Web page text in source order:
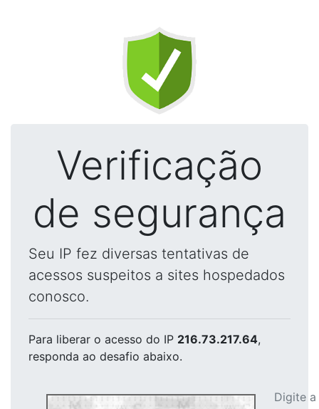
Verificação
de segurança
Seu IP fez diversas tentativas de
acessos suspeitos a sites hospedados
conosco.
Para liberar o acesso do IP 216.73.217.64,
responda ao desafio abaixo.
Digite